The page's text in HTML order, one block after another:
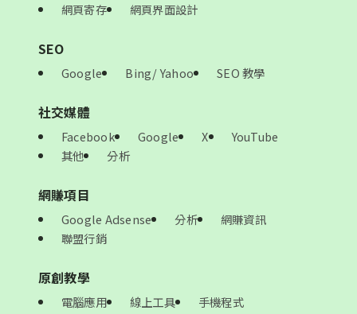
網頁寄存
網頁界面設計
SEO
Google Bing/ Yahoo SEO 教學
社交媒體
Facebook Google X
YouTube
其他
分析
網賺項目
Google Adsense 分析
網賺資訊
聯盟行銷
原創教學
電腦應用 線上工具 手機程式